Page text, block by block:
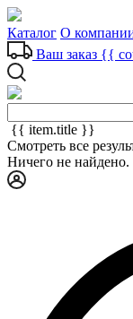
Каталог О
Ваш заказ {{
{{ item.title }}
Смотреть все
Ничего не найдено.